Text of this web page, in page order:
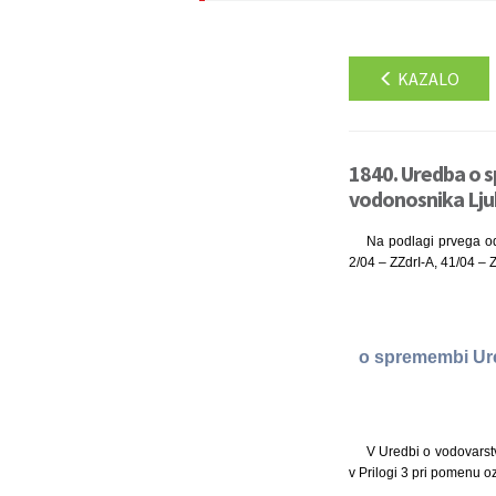
KAZALO
1840. Uredba o
vodonosnika
Na podlagi prvega
2/04 – ZZdrI-A, 41/04 –
o spremembi
V Uredbi o
v Prilogi 3 pri pomenu